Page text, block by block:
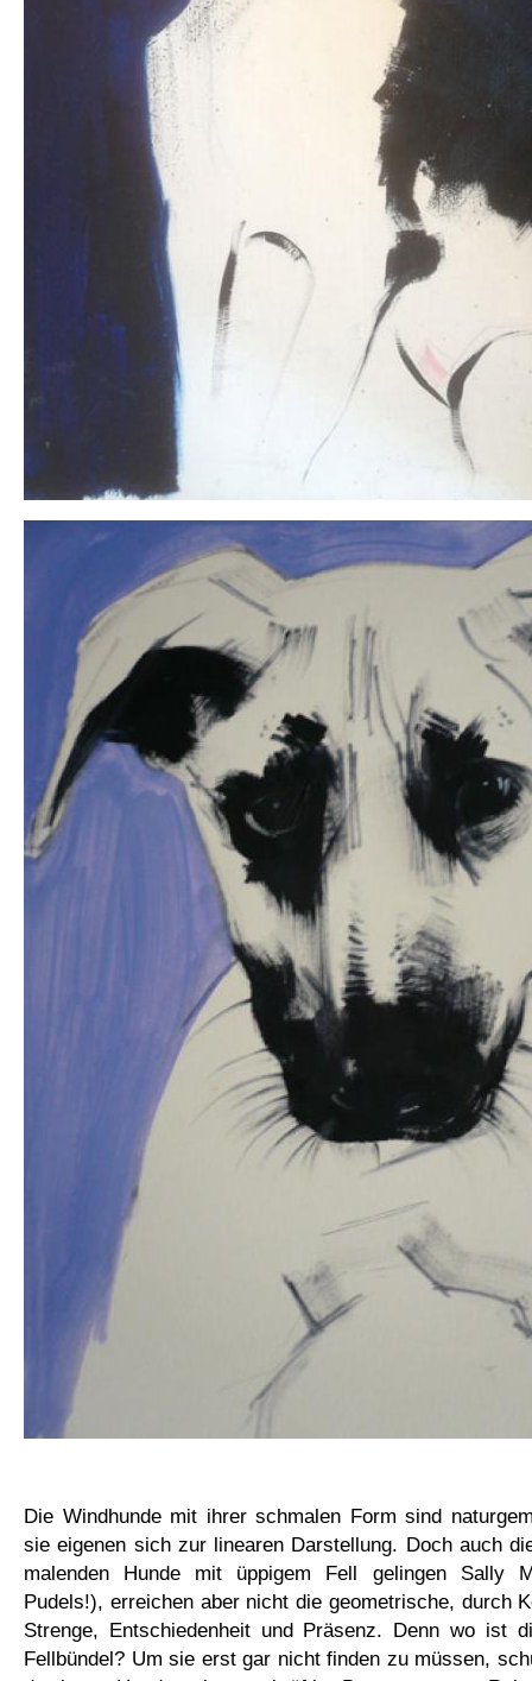
Die Windhunde mit ihrer schmalen Form sind
sie eigenen sich zur linearen Darstellung. Doch auch
malenden Hunde mit üppigem Fell gelingen Sally
Pudels!), erreichen aber nicht die geometrische, durch
Strenge, Entschiedenheit und Präsenz. Denn wo ist
Fellbündel? Um sie erst gar nicht finden zu müssen,